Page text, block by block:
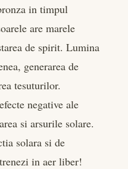
in timpul
are marele
de spirit. Lumina
generarea de
tesuturilor.
negative ale
si arsurile solare.
solara si de
in aer liber!